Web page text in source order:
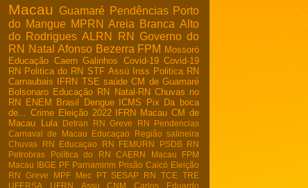
Macau Guamaré Pendências Porto
do Mangue MPRN Areia Branca Alto
do Rodrigues ALRN RN
Governo do
RN Natal Afonso Bezerra FPM Mossoró
Educação Caern Galinhos Covid-19 Covid-19
RN Politica do RN STF Assú Inss Politica RN
Carnaubais
IFRN TSE saúde CM de Guamaré
Bolsonaro Educação RN Natal-RN Chuvas no
RN
ENEM Brasil Dengue ICMS Pix Da boca
de...
Crime Eleição 2022 IFRN Macau CM de
Macau
Lula Detran RN Greve RN
Pendencias
Carnaval de Macau
Educaçao
Região salineira
Chuvas RN
Educaçao RN FEMURN
PSDB RN
Petrobras
Política do RN CAERN Macau
FPM
Macau IBGE PF Parnamirim Prisão Caicó Eleição
RN
Greve MPF Mec PT SESAP RN TCE TRE
UFERSA
UFRN Assu CNM
Carlos Eduardo